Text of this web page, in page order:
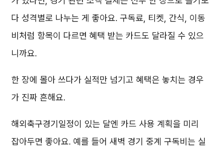
다 성격별로 나누는 게 좋아요. 구독료, 티켓, 간식, 이동
비처럼 항목이 다르면 혜택 받는 카드도 달라질 수 있으
니까요.
한 장에 몰아 쓰다가 실적만 넘기고 혜택은 놓치는 경우
가 진짜 흔해요.
해외축구경기일정이 있는 달엔 카드 사용 계획을 미리
잡아두면 좋아요. 예를 들어 새벽 경기 중계 구독비는 실